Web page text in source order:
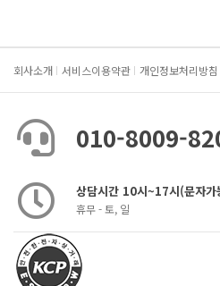
회사소개 서비스이용약관 개인정보처리방침
010-8009-
상담시간 10시~17시(문자가
휴무 - 토, 일